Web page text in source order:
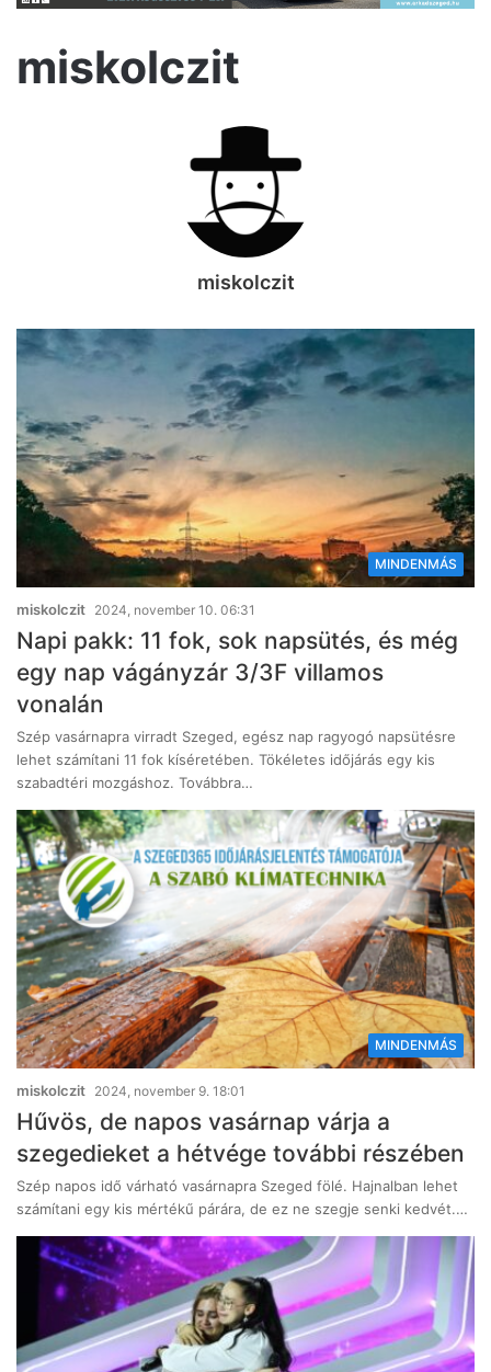
miskolczit
miskolczit
MINDENMÁS
miskolczit 2024, november 10. 06:31
Napi pakk: 11 fok, sok napsütés, és még
egy nap vágányzár 3/3F villamos
vonalán
Szép vasárnapra virradt Szeged, egész nap ragyogó napsütésre
lehet számítani 11 fok kíséretében. Tökéletes időjárás egy kis
szabadtéri mozgáshoz. Továbbra…
MINDENMÁS
miskolczit 2024, november 9. 18:01
Hűvös, de napos vasárnap várja a
szegedieket a hétvége további részében
Szép napos idő várható vasárnapra Szeged fölé. Hajnalban lehet
számítani egy kis mértékű párára, de ez ne szegje senki kedvét.…